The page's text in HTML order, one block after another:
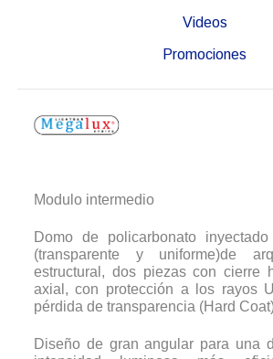
Videos
Promociones
Modulo intermedio
Domo de policarbonato
(transparente y uniforme)de
estructural, dos piezas con cierre
axial, con protección a los rayos
pérdida de transparencia (Hard
Diseño de gran angular para una